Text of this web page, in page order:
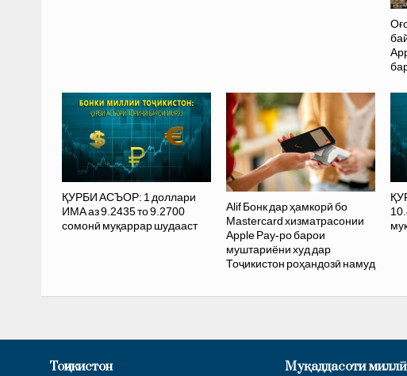
ҚУРБИ АСЪОР: 1 доллари
ИМА аз 9.2435 то 9.2700
сомонӣ муқаррар шудааст
Alif Бонк дар ҳамкорӣ бо
Mastercard хизматрасонии
Apple Pay-ро барои
муштариёни худ дар
Тоҷикистон роҳандозӣ намуд
Тоҷикистон
Муқаддасоти миллӣ